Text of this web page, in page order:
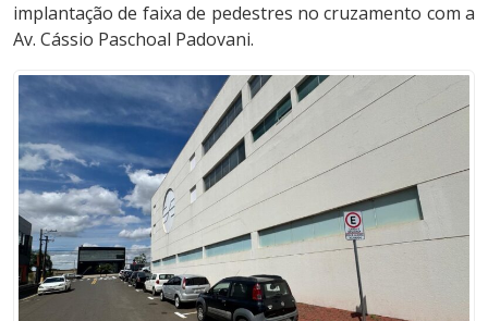
implantação de faixa de pedestres no cruzamento com a
Av. Cássio Paschoal Padovani.